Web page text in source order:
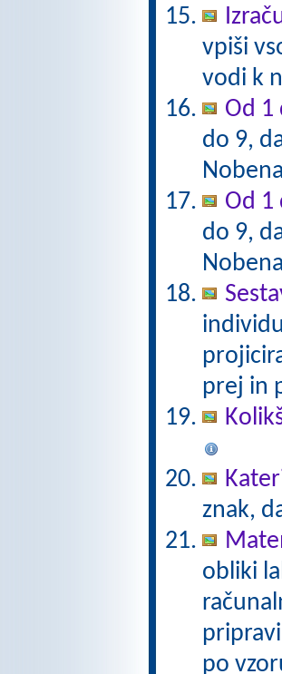
vpiši
vodi k
Od 1
do 9,
Od 1
do 9,
prej in
znak,
obliki
po